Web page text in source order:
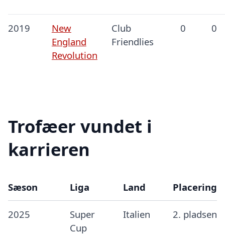
2019
New
England
Revolution
Club
Friendlies
0 0
Trofæer vundet i
karrieren
Sæson Liga Land Placering
2025
Super
Cup
Italien 2. pladsen